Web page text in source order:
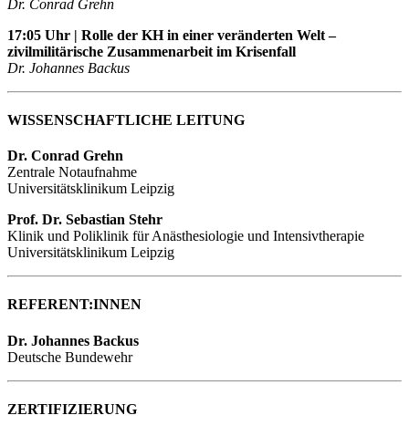
Dr. Conrad Grehn
17:05 Uhr | Rolle der KH in einer veränderten Welt –
zivilmilitärische Zusammenarbeit im Krisenfall
Dr. Johannes Backus
WISSENSCHAFTLICHE LEITUNG
Dr. Conrad Grehn
Zentrale Notaufnahme
Universitätsklinikum Leipzig
Prof. Dr. Sebastian Stehr
Klinik und Poliklinik für Anästhesiologie und Intensivtherapie
Universitätsklinikum Leipzig
REFERENT:INNEN
Dr. Johannes Backus
Deutsche Bundewehr
ZERTIFIZIERUNG